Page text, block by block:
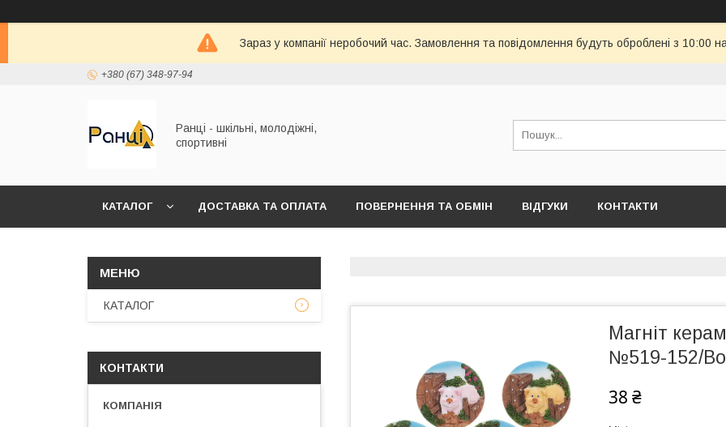
Зараз у компанії неробочий час. Замовлення та повідомлення будуть оброблені з 10:00
+380 (67) 348-97-94
Ранці - шкільні, молодіжні,
спортивні
КАТАЛОГ ДОСТАВКА ТА ОПЛАТА ПОВЕРНЕННЯ ТА ОБМІН ВІДГУКИ КОНТАКТИ
Магніт
№519-152/
38 ₴
КАТАЛОГ
КОНТАКТИ